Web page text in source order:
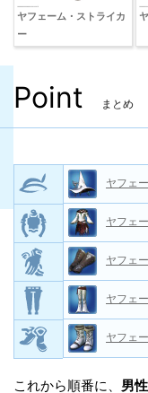
ヤフェーム・ストライカ
ー
Point まとめ
ヤフェ
ヤフェ
ヤフェ
ヤフェ
ヤフェ
これから順番に、 男